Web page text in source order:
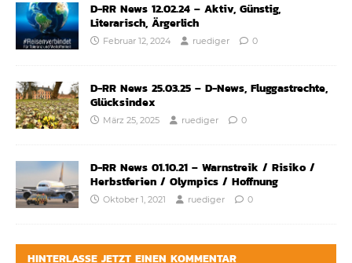
D-RR News 12.02.24 – Aktiv, Günstig,
Literarisch, Ärgerlich
Februar 12, 2024 ruediger 0
D-RR News 25.03.25 – D-News, Fluggastrechte,
Glücksindex
März 25, 2025 ruediger 0
D-RR News 01.10.21 – Warnstreik / Risiko /
Herbstferien / Olympics / Hoffnung
Oktober 1, 2021 ruediger 0
HINTERLASSE JETZT EINEN KOMMENTAR